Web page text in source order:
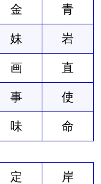
金 青
妹 岩
画 直
事 使
味 命
定 岸